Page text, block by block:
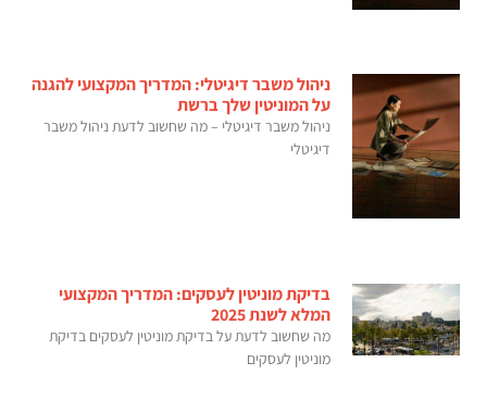
ניהול משבר דיגיטלי: המדריך המקצועי להגנה
על המוניטין שלך ברשת
ניהול משבר דיגיטלי – מה שחשוב לדעת ניהול משבר
דיגיטלי
בדיקת מוניטין לעסקים: המדריך המקצועי
המלא לשנת 2025
מה שחשוב לדעת על בדיקת מוניטין לעסקים בדיקת
מוניטין לעסקים